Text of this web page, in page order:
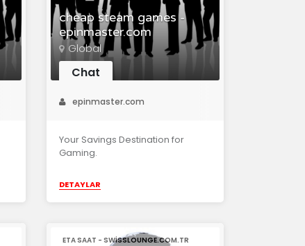
cheap steam games -
epinmaster.com
Global
Chat
epinmaster.com
Your Savings Destination for
Gaming.
DETAYLAR
ETA SAAT - SWISSLOUNGE.COM.TR